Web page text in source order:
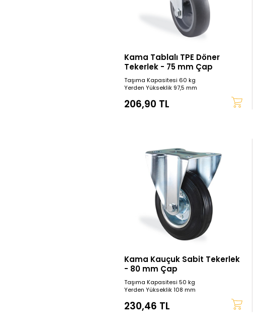
Kama Tablalı TPE Döner
Tekerlek - 75 mm Çap
Taşıma Kapasitesi 60 kg
Yerden Yükseklik 97,5 mm
206,90 TL
Kama Kauçuk Sabit Tekerlek
- 80 mm Çap
Taşıma Kapasitesi 50 kg
Yerden Yükseklik 108 mm
230,46 TL